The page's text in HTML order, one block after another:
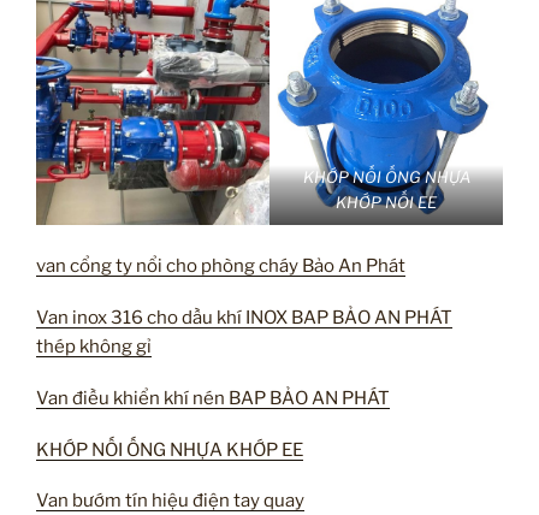
KHỚP NỐI ỐNG NHỰA
KHỚP NỐI EE
van cổng ty nổi cho phòng cháy Bảo An Phát
Van inox 316 cho dầu khí INOX BAP BẢO AN PHÁT
thép không gỉ
Van điều khiển khí nén BAP BẢO AN PHÁT
KHỚP NỐI ỐNG NHỰA KHỚP EE
Van bướm tín hiệu điện tay quay